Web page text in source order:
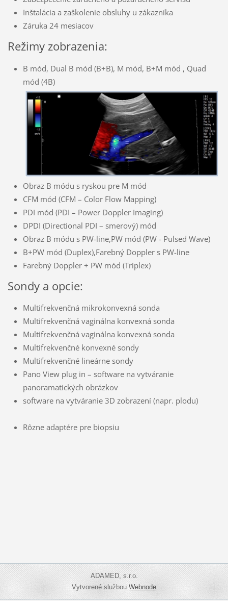
Inštalácia a zaškolenie obsluhy u zákazníka
Záruka 24 mesiacov
Režimy zobrazenia:
B mód, Dual B mód (B+B), M mód, B+M mód , Quad
mód (4B)
Obraz B módu s ryskou pre M mód
CFM mód (CFM – Color Flow Mapping)
PDI mód (PDI – Power Doppler Imaging)
DPDI (Directional PDI – smerový) mód
Obraz B módu s PW-line,PW mód (PW - Pulsed Wave)
B+PW mód (Duplex),Farebný Doppler s PW-line
Farebný Doppler + PW mód (Triplex)
Sondy a opcie:
Multifrekvenčná mikrokonvexná sonda
Multifrekvenčná vaginálna konvexná sonda
Multifrekvenčná vaginálna konvexná sonda
Multifrekvenčné konvexné sondy
Multifrekvenčné lineárne sondy
Pano View plug in – software na vytváranie
panoramatických obrázkov
software na vytváranie 3D zobrazení (napr. plodu)
Rôzne adaptére pre biopsiu
ADAMED, s.r.o.
Vytvorené službouWebnode